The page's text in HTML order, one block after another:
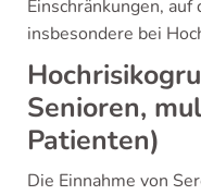
Einschränkungen,
insbesondere bei
Senioren,
Patienten)
Die Einnahme von